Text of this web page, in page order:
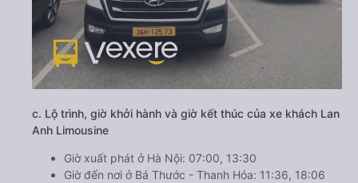
c. Lộ trình, giờ khởi hành và giờ kết thúc của xe khách Lan
Anh Limousine
Giờ xuất phát ở Hà Nội: 07:00, 13:30
Giờ đến nơi ở Bá Thước - Thanh Hóa: 11:36, 18:06